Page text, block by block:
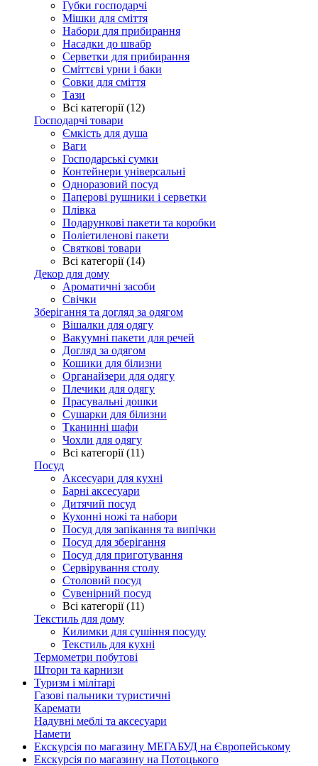
Губки господарчі
Мішки для сміття
Набори для прибирання
Насадки до швабр
Серветки для прибирання
Сміттєві урни і баки
Совки для сміття
Тази
Всі категорії (12)
Господарчі товари
Ємкість для душа
Ваги
Господарські сумки
Контейнери універсальні
Одноразовий посуд
Паперові рушники і серветки
Плівка
Подарункові пакети та коробки
Поліетиленові пакети
Святкові товари
Всі категорії (14)
Декор для дому
Ароматичні засоби
Свічки
Зберігання та догляд за одягом
Вішалки для одягу
Вакуумні пакети для речей
Догляд за одягом
Кошики для білизни
Органайзери для одягу
Плечики для одягу
Прасувальні дошки
Сушарки для білизни
Тканинні шафи
Чохли для одягу
Всі категорії (11)
Посуд
Аксесуари для кухні
Барні аксесуари
Дитячий посуд
Кухонні ножі та набори
Посуд для запікання та випічки
Посуд для зберігання
Посуд для приготування
Сервірування столу
Столовий посуд
Сувенірний посуд
Всі категорії (11)
Текстиль для дому
Килимки для сушіння посуду
Текстиль для кухні
Термометри побутові
Штори та карнизи
Туризм і мілітарі
Газові пальники туристичні
Каремати
Надувні меблі та аксесуари
Намети
Екскурсія по магазину МЕГАБУД на Європейському
Екскурсія по магазину на Потоцького